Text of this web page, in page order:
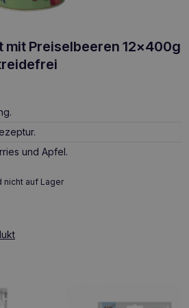
mit Preiselbeeren 12x400g
und Apfel.
nicht auf Lager